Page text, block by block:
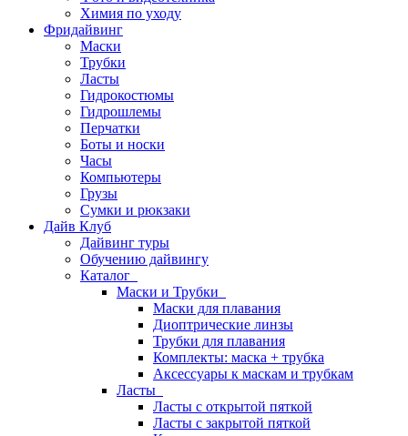
Химия по уходу
Фридайвинг
Маски
Трубки
Ласты
Гидрокостюмы
Гидрошлемы
Перчатки
Боты и носки
Часы
Компьютеры
Грузы
Сумки и рюкзаки
Дайв Клуб
Дайвинг туры
Обучению дайвингу
Каталог
Маски и Трубки
Маски для плавания
Диоптрические линзы
Трубки для плавания
Комплекты: маска + трубка
Аксессуары к маскам и трубкам
Ласты
Ласты с открытой пяткой
Ласты с закрытой пяткой